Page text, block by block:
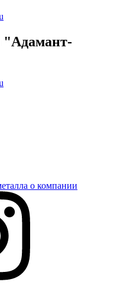
"Адамант-
о компании